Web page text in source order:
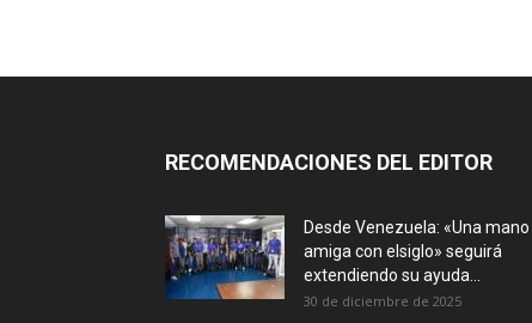
RECOMENDACIONES DEL EDITOR
Desde Venezuela: «Una mano
amiga con elsiglo» seguirá
extendiendo su ayuda...
30 de diciembre de 2025